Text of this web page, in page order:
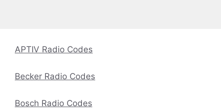
APTIV Radio Codes
Becker Radio Codes
Bosch Radio Codes